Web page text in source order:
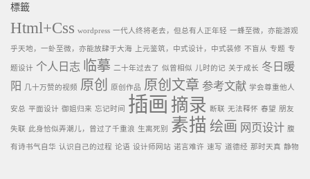
標籤
Html+Css wordpress 一代人终将老去，但总有人正年轻 一蜂至微，亦能游观
乎天地，一虲至微，亦能放肆于大海 上元鉴筑，中式设计，中式装修 不盲从 专题 专
题设计 个人日志 临摹 二十年过去了 似曾相似 儿时的记 关于成长 冬日暖
阳
几十万赞的视频 原创 原创作品 原创文章 参考文献 学会尊重他人
安总 平面设计 御姐归来 忘记时间 插画 摘录 断联 无法释怀 春望 朋友
失联 此身恰似弄潮儿，曾过了千重浪 生离死别 素描 绘画 网页设计 腹
有诗书气自华 认识自己的过程 论语 设计师网站 诺言难许 速写 道德经 那时天真 静物